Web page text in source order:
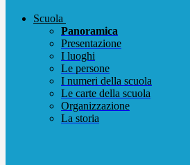
Scuola
Panoramica
Presentazione
I luoghi
Le persone
I numeri della scuola
Le carte della scuola
Organizzazione
La storia